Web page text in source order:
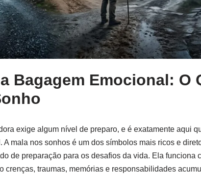
Bagagem Emocional: O
exige algum nível de preparo, e é exatamente aqui
A mala nos sonhos é um dos símbolos mais ricos e
de preparação para os desafios da vida. Ela funciona
crenças, traumas, memórias e responsabilidades